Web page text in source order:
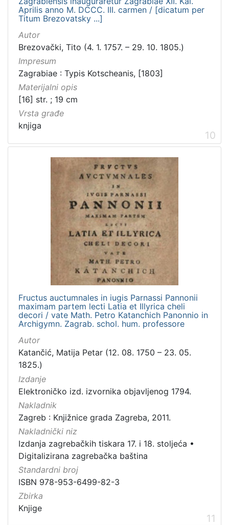
Aprilis anno M. DCCC. III. carmen / [dicatum per
Titum Brezovatsky ...]
Autor
Brezovački, Tito (4. 1. 1757. – 29. 10. 1805.)
Impresum
Zagrabiae : Typis Kotscheanis, [1803]
Materijalni opis
[16] str. ; 19 cm
Vrsta građe
knjiga
10
Fructus auctumnales in iugis Parnassi Pannonii
maximam partem lecti Latia et Illyrica cheli
decori / vate Math. Petro Katanchich Panonnio in
Archigymn. Zagrab. schol. hum. professore
Autor
Katančić, Matija Petar (12. 08. 1750 – 23. 05.
1825.)
Izdanje
Elektroničko izd. izvornika objavljenog 1794.
Nakladnik
Zagreb : Knjižnice grada Zagreba, 2011.
Nakladnički niz
Izdanja zagrebačkih tiskara 17. i 18. stoljeća •
Digitalizirana zagrebačka baština
Standardni broj
ISBN 978-953-6499-82-3
Zbirka
Knjige
11